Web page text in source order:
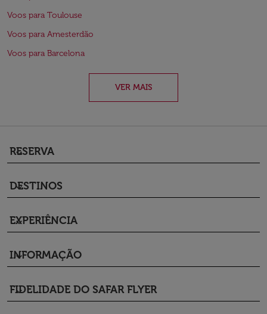
Voos para Toulouse
Voos para Amesterdão
Voos para Barcelona
VER MAIS
RESERVA
keyboard_arrow_down
DESTINOS
keyboard_arrow_down
EXPERIÊNCIA
keyboard_arrow_down
INFORMAÇÃO
keyboard_arrow_down
FIDELIDADE DO SAFAR FLYER
keyboard_arrow_down